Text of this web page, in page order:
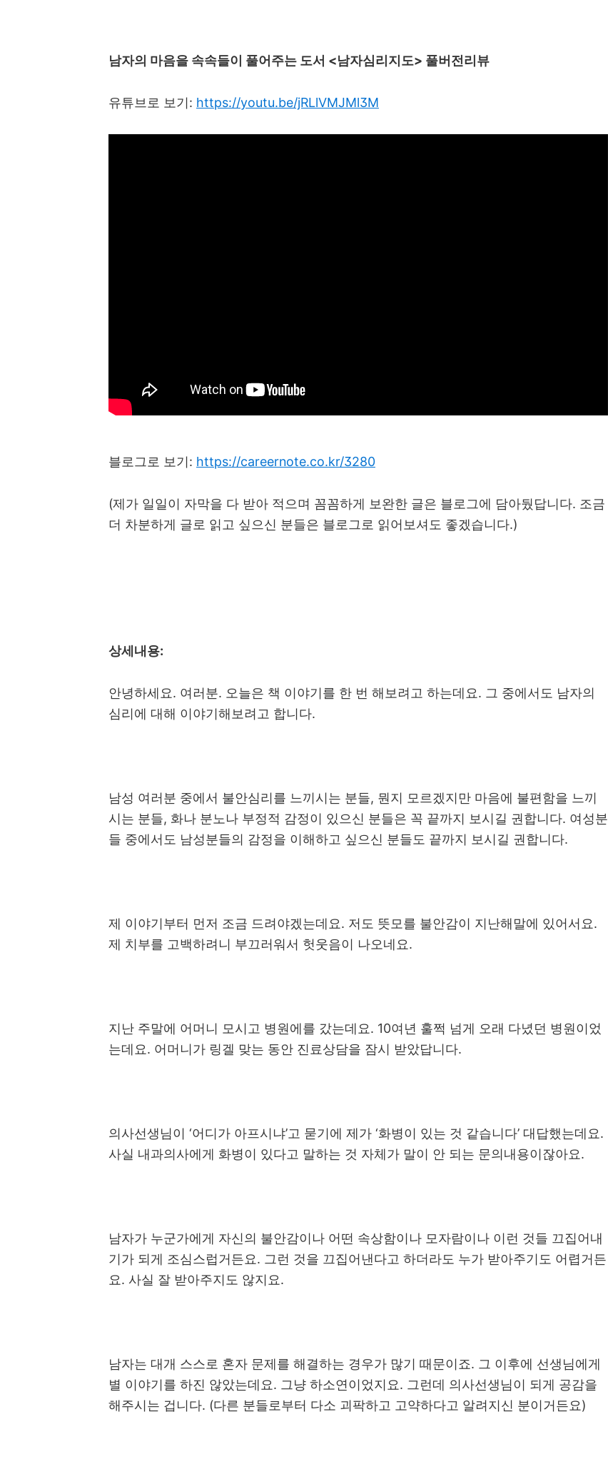
남자의 마음을 속속들이 풀어주는 도서 <남자심리지도> 풀버전리뷰
유튜브로 보기: https://youtu.be/jRLlVMJMl3M
블로그로 보기: https://careernote.co.kr/3280
(제가 일일이 자막을 다 받아 적으며 꼼꼼하게 보완한 글은 블로그에 담아뒀답니다. 조금
더 차분하게 글로 읽고 싶으신 분들은 블로그로 읽어보셔도 좋겠습니다.)
상세내용:
안녕하세요. 여러분. 오늘은 책 이야기를 한 번 해보려고 하는데요. 그 중에서도 남자의
심리에 대해 이야기해보려고 합니다.
남성 여러분 중에서 불안심리를 느끼시는 분들, 뭔지 모르겠지만 마음에 불편함을 느끼
시는 분들, 화나 분노나 부정적 감정이 있으신 분들은 꼭 끝까지 보시길 권합니다. 여성분
들 중에서도 남성분들의 감정을 이해하고 싶으신 분들도 끝까지 보시길 권합니다.
제 이야기부터 먼저 조금 드려야겠는데요. 저도 뜻모를 불안감이 지난해말에 있어서요.
제 치부를 고백하려니 부끄러워서 헛웃음이 나오네요.
지난 주말에 어머니 모시고 병원에를 갔는데요. 10여년 훌쩍 넘게 오래 다녔던 병원이었
는데요. 어머니가 링겔 맞는 동안 진료상담을 잠시 받았답니다.
의사선생님이 ‘어디가 아프시냐’고 묻기에 제가 ‘화병이 있는 것 같습니다’ 대답했는데요.
사실 내과의사에게 화병이 있다고 말하는 것 자체가 말이 안 되는 문의내용이잖아요.
남자가 누군가에게 자신의 불안감이나 어떤 속상함이나 모자람이나 이런 것들 끄집어내
기가 되게 조심스럽거든요. 그런 것을 끄집어낸다고 하더라도 누가 받아주기도 어렵거든
요. 사실 잘 받아주지도 않지요.
남자는 대개 스스로 혼자 문제를 해결하는 경우가 많기 때문이죠. 그 이후에 선생님에게
별 이야기를 하진 않았는데요. 그냥 하소연이었지요. 그런데 의사선생님이 되게 공감을
해주시는 겁니다. (다른 분들로부터 다소 괴팍하고 고약하다고 알려지신 분이거든요)